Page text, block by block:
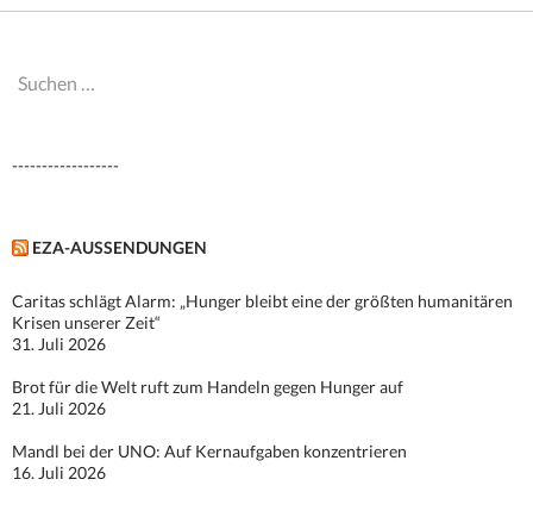
Suchen
------------------
EZA-AUSSENDUNGEN
Caritas schlägt Alarm: „Hunger bleibt eine der größten humanitären
Krisen unserer Zeit“
31. Juli 2026
Brot für die Welt ruft zum Handeln gegen Hunger auf
21. Juli 2026
Mandl bei der UNO: Auf Kernaufgaben konzentrieren
16. Juli 2026